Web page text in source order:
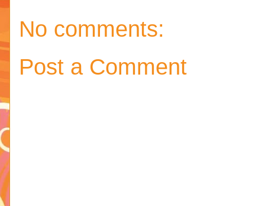
No comments:
Post a Comment